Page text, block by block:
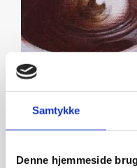
Samtykke
Denne hjemmeside
John Mirland
Lærred
Kunstner: